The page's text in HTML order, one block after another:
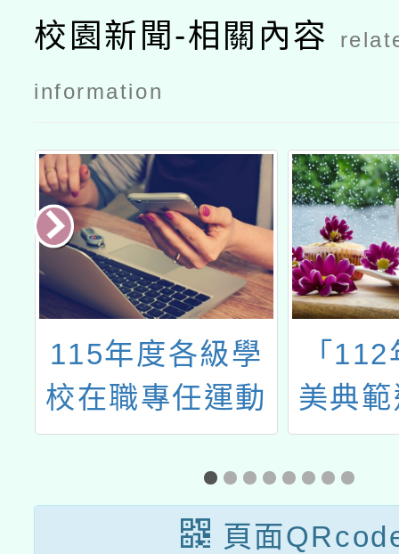
校園新聞-相關內容
information
「112年度心三
美典範遴選活動
實施計畫」1份
「同
愛環
合作
一日
頁面